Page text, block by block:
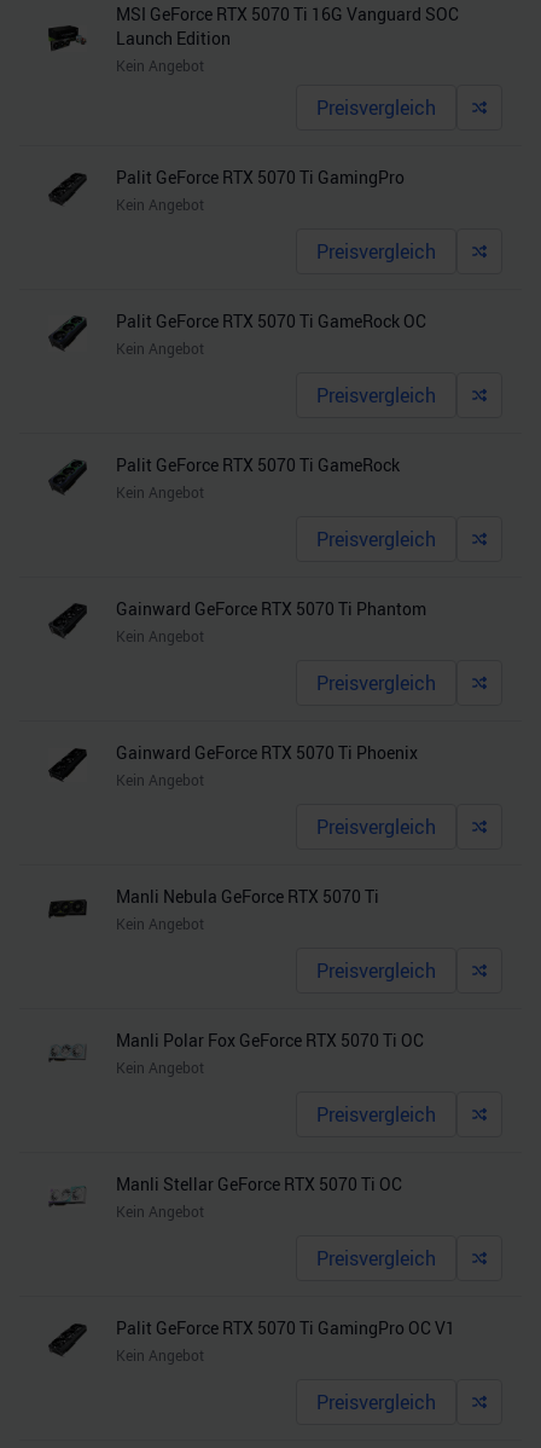
MSI GeForce RTX 5070 Ti 16G Vanguard SOC
Launch Edition
Kein Angebot
Preisvergleich
Palit GeForce RTX 5070 Ti GamingPro
Kein Angebot
Preisvergleich
Palit GeForce RTX 5070 Ti GameRock OC
Kein Angebot
Preisvergleich
Palit GeForce RTX 5070 Ti GameRock
Kein Angebot
Preisvergleich
Gainward GeForce RTX 5070 Ti Phantom
Kein Angebot
Preisvergleich
Gainward GeForce RTX 5070 Ti Phoenix
Kein Angebot
Preisvergleich
Manli Nebula GeForce RTX 5070 Ti
Kein Angebot
Preisvergleich
Manli Polar Fox GeForce RTX 5070 Ti OC
Kein Angebot
Preisvergleich
Manli Stellar GeForce RTX 5070 Ti OC
Kein Angebot
Preisvergleich
Palit GeForce RTX 5070 Ti GamingPro OC V1
Kein Angebot
Preisvergleich